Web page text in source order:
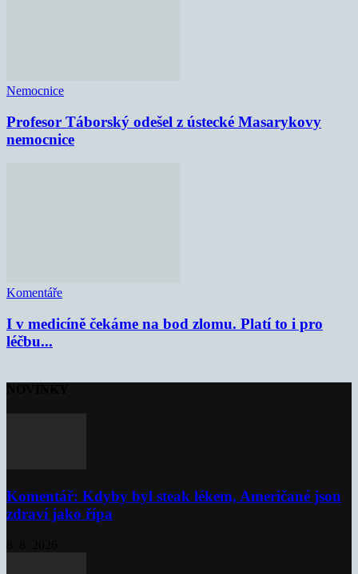
Nemocnice
Profesor Táborský odešel z ústecké Masarykovy
nemocnice
Komentáře
I v medicíně čekáme na bod zlomu. Platí to i pro
léčbu...
Komentář: Kdyby byl steak lékem, Američané jsou
zdraví jako řípa